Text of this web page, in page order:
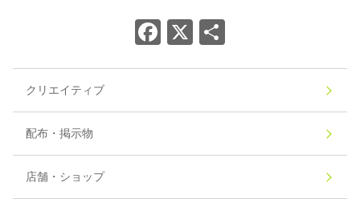
Facebook
X
クリエイティブ
配布・掲示物
店舗・ショップ